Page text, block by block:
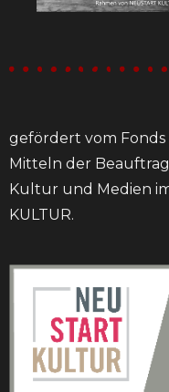
gefördert vom
Mitteln der
Kultur und Medien
KULTUR.